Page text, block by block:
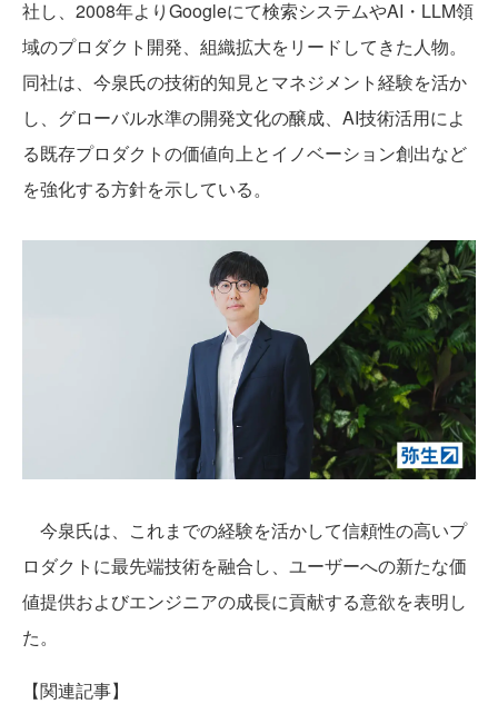
社し、2008年よりGoogleにて検索システムやAI・LLM領
域のプロダクト開発、組織拡大をリードしてきた人物。
同社は、今泉氏の技術的知見とマネジメント経験を活か
し、グローバル水準の開発文化の醸成、AI技術活用によ
る既存プロダクトの価値向上とイノベーション創出など
を強化する方針を示している。
今泉氏は、これまでの経験を活かして信頼性の高いプ
ロダクトに最先端技術を融合し、ユーザーへの新たな価
値提供およびエンジニアの成長に貢献する意欲を表明し
た。
【関連記事】